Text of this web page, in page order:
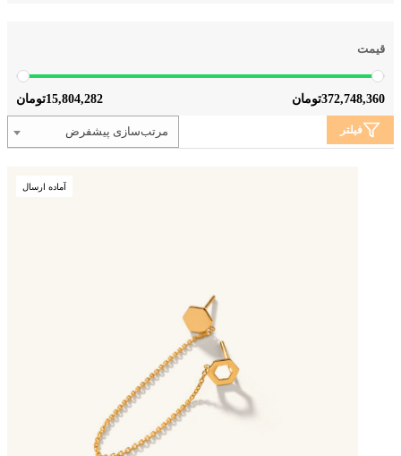
قیمت
15,804,282تومان 372,748,360تومان
مرتب‌سازی پیشفرض فیلتر
آماده ارسال